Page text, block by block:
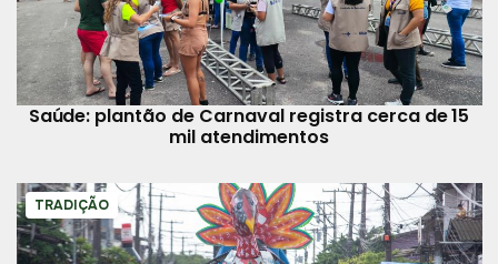
Saúde: plantão de Carnaval registra cerca de 15
mil atendimentos
TRADIÇÃO